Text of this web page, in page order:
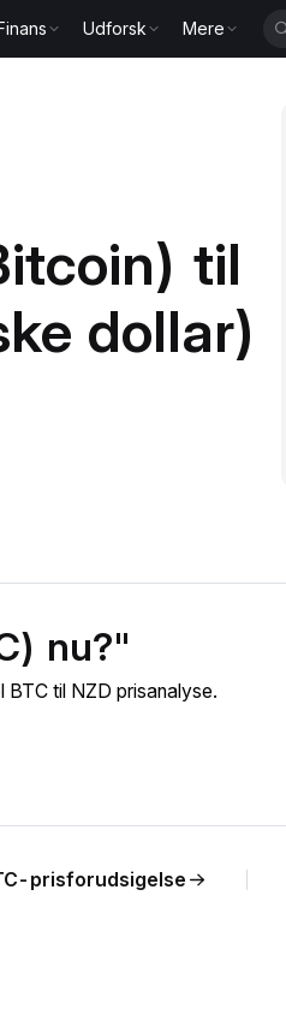
Udforsk Mere
til
dollar)
nu?"
til NZD prisanalyse.
prisforudsigelse